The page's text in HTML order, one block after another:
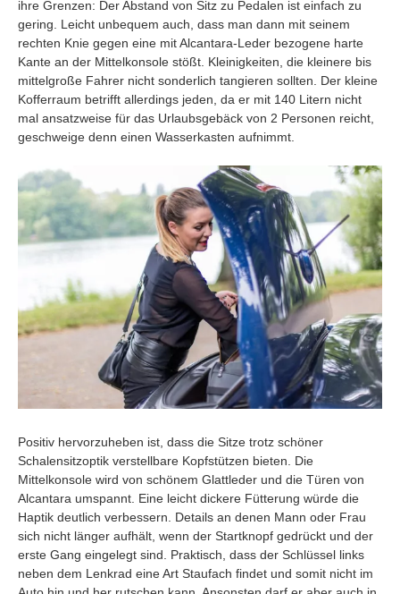
ihre Grenzen: Der Abstand von Sitz zu Pedalen ist einfach zu
gering. Leicht unbequem auch, dass man dann mit seinem
rechten Knie gegen eine mit Alcantara-Leder bezogene harte
Kante an der Mittelkonsole stößt. Kleinigkeiten, die kleinere bis
mittelgroße Fahrer nicht sonderlich tangieren sollten. Der kleine
Kofferraum betrifft allerdings jeden, da er mit 140 Litern nicht
mal ansatzweise für das Urlaubsgebäck von 2 Personen reicht,
geschweige denn einen Wasserkasten aufnimmt.
Positiv hervorzuheben ist, dass die Sitze trotz schöner
Schalensitzoptik verstellbare Kopfstützen bieten. Die
Mittelkonsole wird von schönem Glattleder und die Türen von
Alcantara umspannt. Eine leicht dickere Fütterung würde die
Haptik deutlich verbessern. Details an denen Mann oder Frau
sich nicht länger aufhält, wenn der Startknopf gedrückt und der
erste Gang eingelegt sind. Praktisch, dass der Schlüssel links
neben dem Lenkrad eine Art Staufach findet und somit nicht im